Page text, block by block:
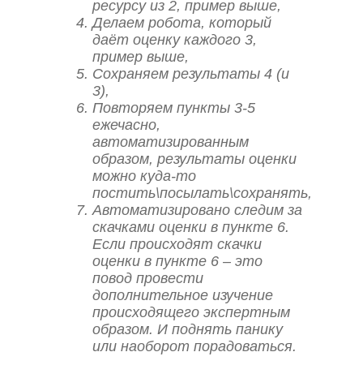
ресурсу из 2, пример выше,
Делаем робота, который
даёт оценку каждого 3,
пример выше,
Сохраняем результаты 4 (и
3),
Повторяем пункты 3-5
ежечасно,
автоматизированным
образом, результаты оценки
можно куда-то
постить\посылать\сохранять,
Автоматизировано следим за
скачками оценки в пункте 6.
Если происходят скачки
оценки в пункте 6 – это
повод провести
дополнительное изучение
происходящего экспертным
образом. И поднять панику
или наоборот порадоваться.